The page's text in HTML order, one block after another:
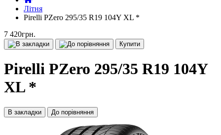
Літня
Pirelli PZero 295/35 R19 104Y XL *
7 420грн.
Купити
Pirelli PZero 295/35 R19 104Y
XL *
В закладки До порівняння